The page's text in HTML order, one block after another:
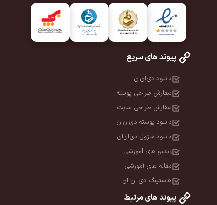
پیوند های سریع
دانلود دی‌ان‌ان
سفارش طراحی پوسته
سفارش طراحی سایت
دانلود پوسته دی‌ان‌ان
دانلود ماژول دی‌ان‌ان
ویدیو های آموزشی
مقاله های آموزشی
هاستینگ دی ان ان
پیوند های مرتبط